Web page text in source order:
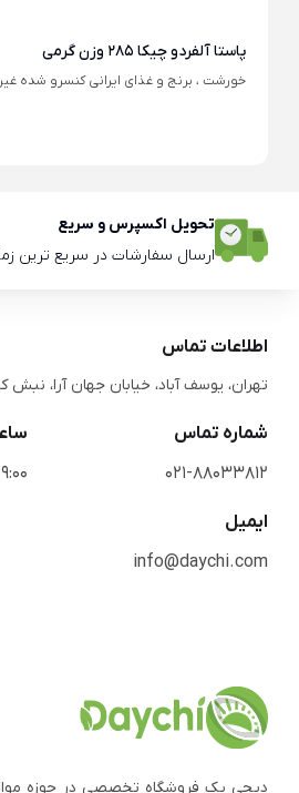
پاستا آلفردو چیکا 285 وزن گرمی
خورشت ، برنج و غذای ایرانی کنسرو شده
تحویل اکسپرس و سریع
ارسال سفارشات در سریع ترین
اطلاعات تماس
تهران، یوسف آباد، خیابان جهان آرا، نبش کوچه 55،
شماره تماس
021-88033812
9:00 الی 18:00
ایمیل
info@daychi.com
دیچی یک فروشگاه تخصصی در حوزه مواد